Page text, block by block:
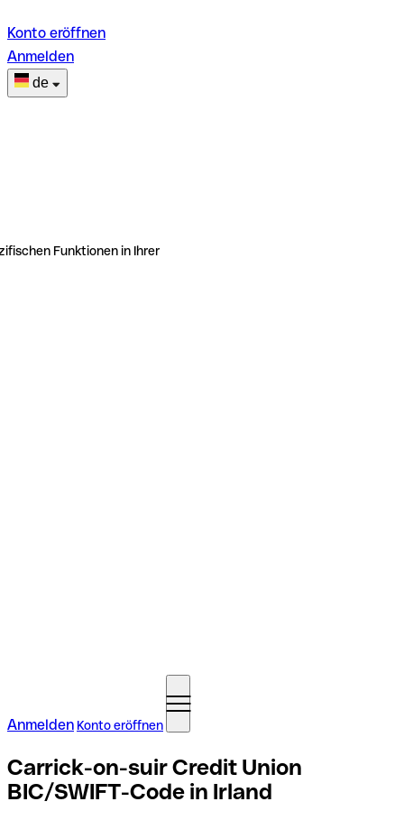
Konto eröffnen
Anmelden
de
Funktionen in Ihrer
Anmelden Konto eröffnen
Carrick-on-suir Credit Union
BIC/SWIFT-Code in Irland